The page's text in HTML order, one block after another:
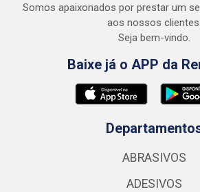
Somos apaixonados por prestar um
aos nossos clientes.
Seja bem-vindo.
Baixe já o APP da
ABRASIVOS
ADESIVOS